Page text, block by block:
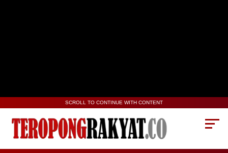
SCROLL TO CONTINUE WITH CONTENT